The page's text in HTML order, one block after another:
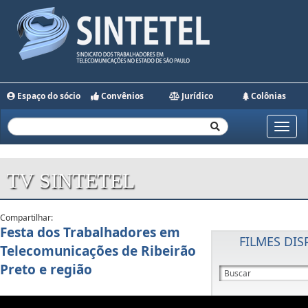
Espaço do sócio Convênios Jurídico Colônias
Toggle
TV SINTETEL
Compartilhar:
Festa dos Trabalhadores em
Telecomunicações de Ribeirão
Preto e região
FILMES